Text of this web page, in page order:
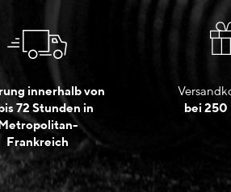
innerhalb von
72 Stunden in
Frankreich
bei 250